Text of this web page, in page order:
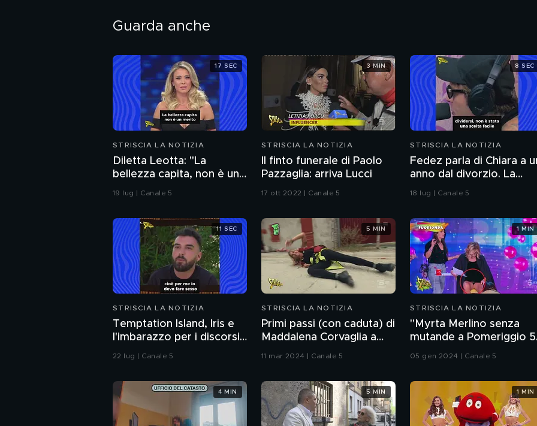
Guarda anche
STRISCIA LA NOTIZIA
Diletta Leotta: "La
bellezza capita, non è un
merito". Ecco la risposta
19 lug | Canale 5
17 SEC
STRISCIA LA NOTIZIA
Il finto funerale di Paolo
Pazzaglia: arriva Lucci
17 ott 2022 | Canale 5
3 MIN
STRISCIA LA NOTIZIA
Fedez parla di Chiara a
anno dal divorzio. La
reazione della Ferragni
18 lug | Canale 5
8 SEC
STRISCIA LA NOTIZIA
Temptation Island, Iris e
l'imbarazzo per i discorsi
del fidanzato Andrea sul
22 lug | Canale 5
11 SEC
STRISCIA LA NOTIZIA
Primi passi (con caduta) di
Maddalena Corvaglia a
"Pechino Express"
11 mar 2024 | Canale 5
5 MIN
STRISCIA LA NOTIZIA
"Myrta Merlino senza
mutande a Pomeriggio
Sarà vero? La risposta è
05 gen 2024 | Canale 5
1 MIN
4 MIN 5 MIN 1 MIN